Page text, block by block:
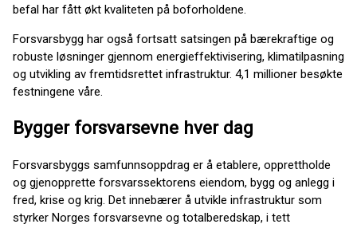
befal har fått økt kvaliteten på boforholdene.
Forsvarsbygg har også fortsatt satsingen på bærekraftige og
robuste løsninger gjennom energieffektivisering, klimatilpasning
og utvikling av fremtidsrettet infrastruktur. 4,1 millioner besøkte
festningene våre.
Bygger forsvarsevne hver dag
Forsvarsbyggs samfunnsoppdrag er å etablere, opprettholde
og gjenopprette forsvarssektorens eiendom, bygg og anlegg i
fred, krise og krig. Det innebærer å utvikle infrastruktur som
styrker Norges forsvarsevne og totalberedskap, i tett